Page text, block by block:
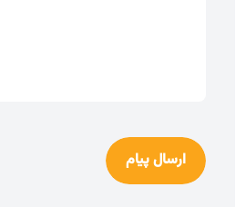
ارسال پیام